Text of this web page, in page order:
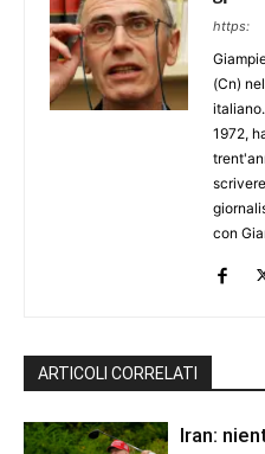
https:
(Cn)
1972,
con
ARTICOLI CORRELATI
Iran: